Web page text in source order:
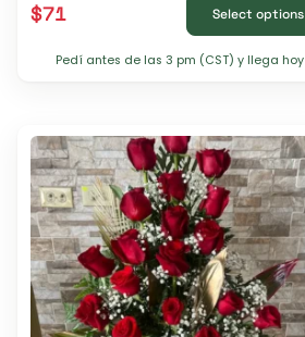
$71 Select options
Pedí antes de las 3 pm (CST) y llega hoy